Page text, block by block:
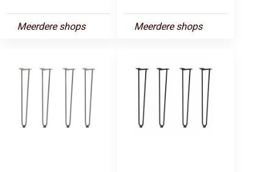
Meerdere shops Meerdere shops